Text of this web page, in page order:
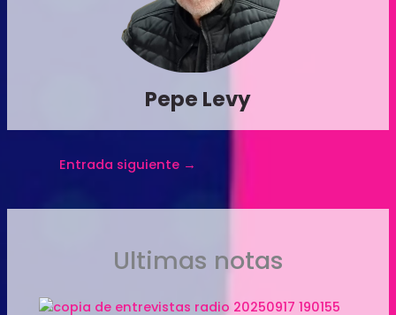
Pepe Levy
Entrada siguiente →
Ultimas notas